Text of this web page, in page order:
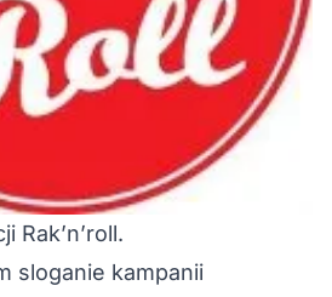
Rak’n’roll.
sloganie kampanii